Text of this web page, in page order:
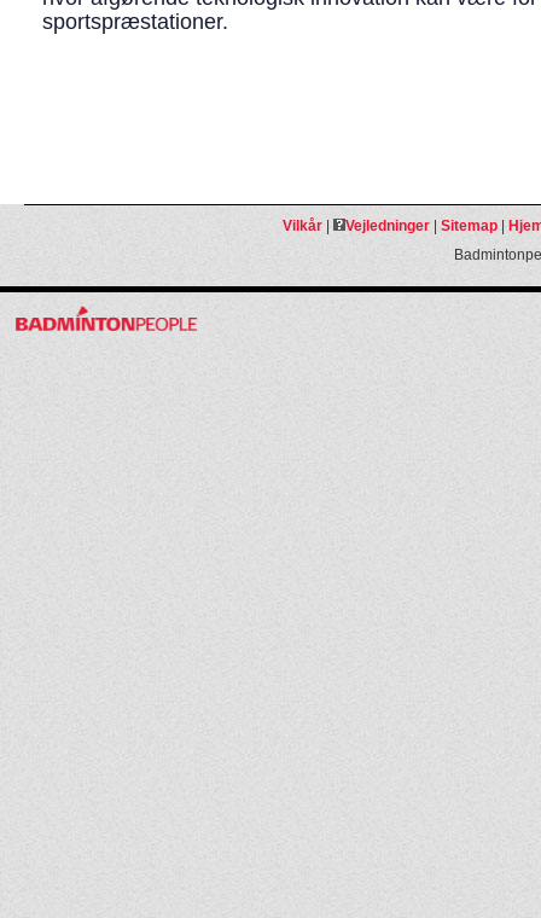
sportspræstationer.
Vilkår| Vejledninger| Sitemap|